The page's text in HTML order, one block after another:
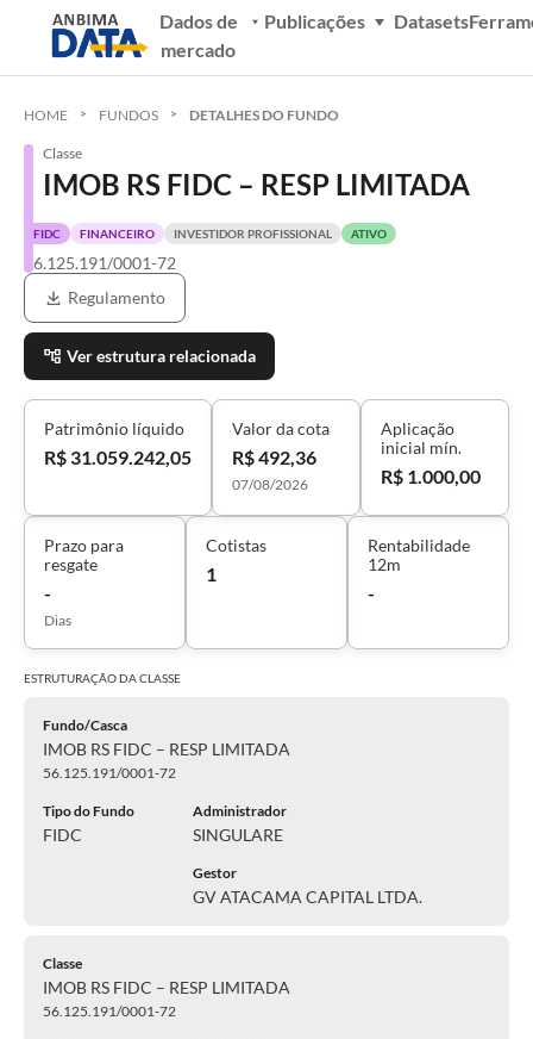
Dados de
mercado
Publicações Datasets
HOME FUNDOS DETALHES DO FUNDO
Classe
IMOB RS FIDC – RESP LIMITADA
FIDC FINANCEIRO INVESTIDOR PROFISSIONAL ATIVO
56.125.191/0001-72
Regulamento
Ver estrutura relacionada
Patrimônio líquido
R$ 31.059.242,05
Valor da cota
R$ 492,36
07/08/2026
Aplicação
inicial mín.
R$ 1.000,00
Prazo para
resgate
-
Dias
Cotistas
1
Rentabilidade
12m
-
ESTRUTURAÇÃO DACLASSE
Fundo/Casca
IMOB RS FIDC – RESP LIMITADA
56.125.191/0001-72
Tipo do Fundo
FIDC
Administrador
SINGULARE
Gestor
GV ATACAMA CAPITAL LTDA.
Classe
IMOB RS FIDC – RESP LIMITADA
56.125.191/0001-72